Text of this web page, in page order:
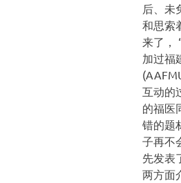
后、未
和思索
来了，
加过福
互动的
的福医
错的题
子再不
先发表
两方面